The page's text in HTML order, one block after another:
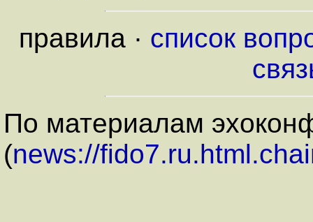
правила · список
По материалам
(news://